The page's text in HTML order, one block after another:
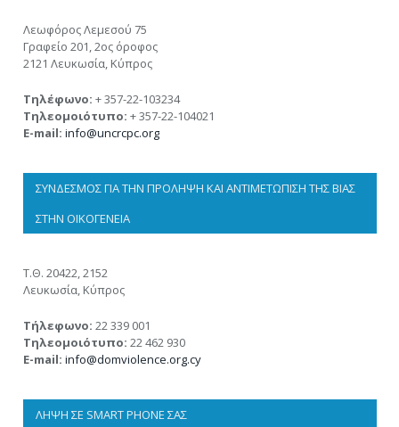
Λεωφόρος Λεμεσού 75
Γραφείο 201, 2ος όροφος
2121 Λευκωσία, Κύπρος
Τηλέφωνο: + 357-22-103234
Τηλεομοιότυπο: + 357-22-104021
E-mail: info@uncrcpc.org
ΣΎΝΔΕΣΜΟΣ ΓΙΑ ΤΗΝ ΠΡΌΛΗΨΗ ΚΑΙ ΑΝΤΙΜΕΤΏΠΙΣΗ ΤΗΣ ΒΊΑΣ
ΣΤΗΝ ΟΙΚΟΓΈΝΕΙΑ
Τ.Θ. 20422, 2152
Λευκωσία, Κύπρος
Τήλεφωνο: 22 339 001
Τηλεομοιότυπο: 22 462 930
E-mail: info@domviolence.org.cy
ΛΉΨΗ ΣΕ SMART PHONE ΣΑΣ